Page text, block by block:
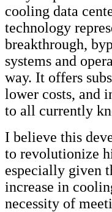
cooling data
technology
breakthrough,
systems and
way. It offers
lower costs, and
to all currently
I believe this
to revolutionize
especially given
increase in
necessity of